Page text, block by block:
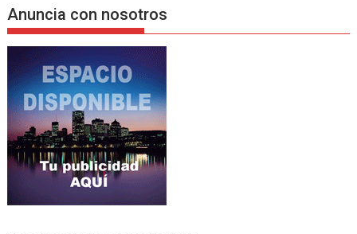
Anuncia con nosotros